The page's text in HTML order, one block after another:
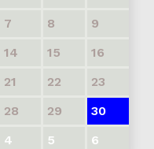
7 8
9
14 15
16
21 22
23
28 29
30
4 5 6